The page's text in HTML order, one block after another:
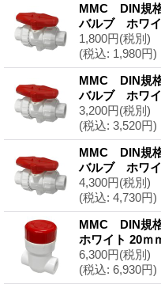
MMC DIN規
バルブ ホワイ
1,800円(税別)
(税込: 1,980円)
MMC DIN規
バルブ ホワイ
3,200円(税別)
(税込: 3,520円)
MMC DIN規
バルブ ホワイ
4,300円(税別)
(税込: 4,730円)
MMC DIN規
ホワイト 20ｍ
6,300円(税別)
(税込: 6,930円)